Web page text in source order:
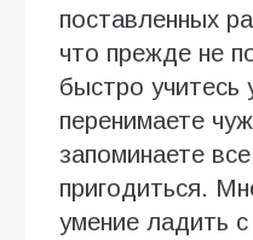
поставленных
что прежде не
быстро учитесь
перенимаете
запоминаете
пригодиться.
умение ладить